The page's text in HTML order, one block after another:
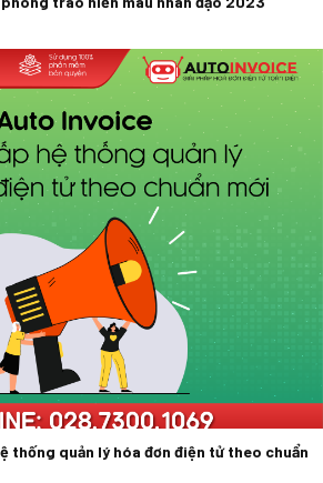
thống quản lý hóa đơn điện tử theo chuẩn